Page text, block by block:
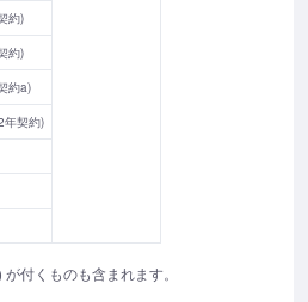
約)
約)
約a)
年契約)
付くものも含まれます。